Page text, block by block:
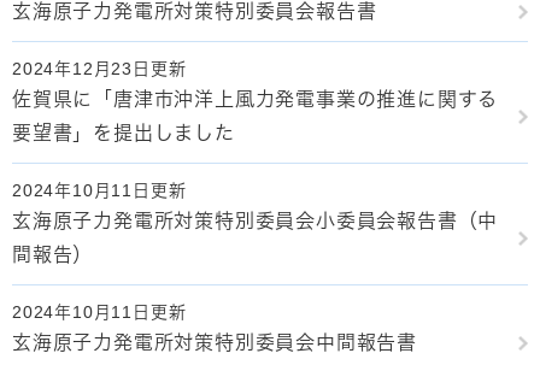
玄海原子力発電所対策特別委員会報告書
2024年12月23日更新
佐賀県に「唐津市沖洋上風力発電事業の推進に関する
要望書」を提出しました
2024年10月11日更新
玄海原子力発電所対策特別委員会小委員会報告書（中
間報告）
2024年10月11日更新
玄海原子力発電所対策特別委員会中間報告書